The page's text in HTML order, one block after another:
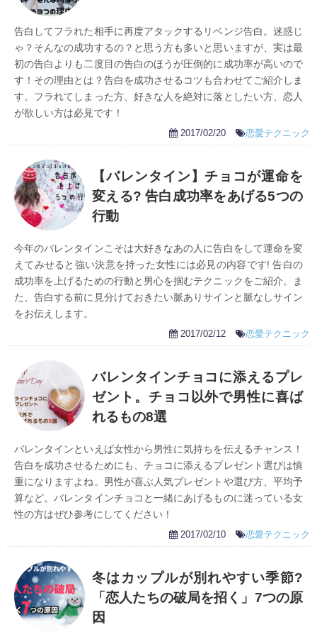
告白してフラれた相手に再度アタックするリベンジ告白。迷惑じ
ゃ？そんなの成功するの？と思う方も多いと思いますが、実は最
初の告白よりも二度目の告白のほうが圧倒的に成功率が高いので
す！その理由とは？告白を成功させるコツも合わせてご紹介しま
す。フラれてしまった方、好きな人を絶対に落としたい方、恋人
が欲しい方は必見です！
2017/02/20 恋愛テクニック
【バレンタイン】チョコが運命を
変える? 告白成功率をあげる5つの
行動
今年のバレンタインこそは大好きなあの人に告白をして運命を変
えてみせると強い決意を持った女性には必見の内容です! 告白の
成功率を上げるための行動と男心を掴むテクニックをご紹介。ま
た、告白する前に見分けておきたい脈ありサインと脈なしサイン
をお伝えします。
2017/02/12 恋愛テクニック
バレンタインチョコに添えるプレ
ゼント。チョコ以外で男性に喜ば
れるもの8選
バレンタインといえば女性から男性に気持ちを伝えるチャンス！
告白を成功させるためにも、チョコに添えるプレゼント選びは慎
重になりますよね。男性が喜ぶ人気プレゼントや選び方、平均予
算など。バレンタインチョコと一緒にあげるものに迷っている女
性の方はぜひ参考にしてください！
2017/02/10 恋愛テクニック
冬はカップルが別れやすい季節?
「恋人たちの破局を招く」7つの原
因